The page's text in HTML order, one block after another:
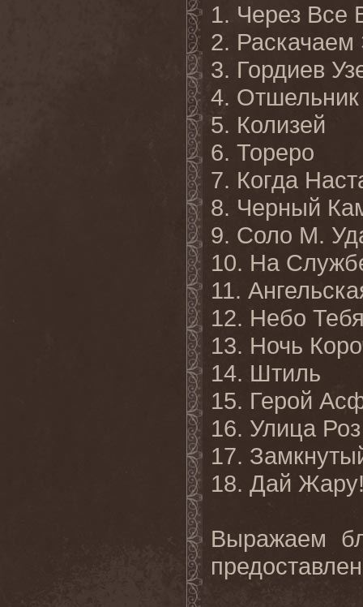
1. Через Все
2.
3. Гордиев
4. Отшельник
5. Колизей
6. Тореро
7. Когда
8. Черный
9. Соло М.
10. На
11.
12. Небо
13. Ночь
14. Штиль
15. Герой
16. Улица Роз
17.
18. Дай
Выражаем